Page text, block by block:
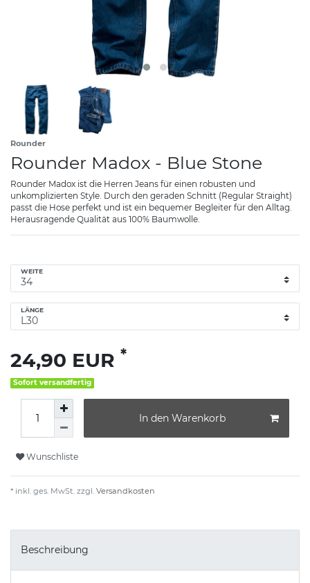
Rounder
Rounder Madox - Blue Stone
Rounder Madox ist die Herren Jeans für einen robusten und
unkomplizierten Style. Durch den geraden Schnitt (Regular Straight)
passt die Hose perfekt und ist ein bequemer Begleiter für den Alltag.
Herausragende Qualität aus 100% Baumwolle.
WEITE
LÄNGE
24,90 EUR *
Sofort versandfertig
In den Warenkorb
Wunschliste
* inkl. ges. MwSt. zzgl. Versandkosten
Beschreibung